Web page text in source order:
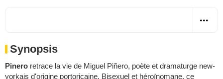
Synopsis
Pinero retrace la vie de Miguel Piñero, poète et dramaturge new-
yorkais d'origine portoricaine. Bisexuel et héroïnomane, ce